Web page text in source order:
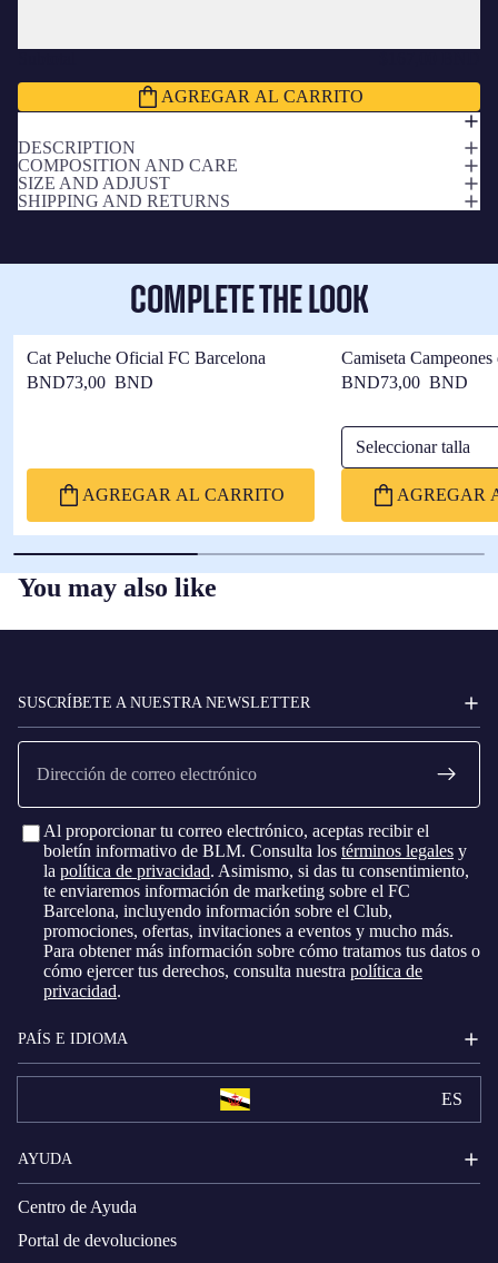
AGREGAR AL CARRITO
DESCRIPTION
COMPOSITION AND CARE
SIZE AND ADJUST
SHIPPING AND RETURNS
COMPLETE THE LOOK
Cat Peluche Oficial FC Barcelona
BND73,00 BND
AGREGAR AL CARRITO
Camiseta
Barça
BND73,00 BND
Seleccionar talla
AGREGAR
You may also like
SUSCRÍBETE A NUESTRA NEWSLETTER
Correo
electrónico
Al proporcionar tu correo electrónico, aceptas recibir el
boletín informativo de BLM. Consulta los términos legales y
la política de privacidad. Asimismo, si das tu consentimiento,
te enviaremos información de marketing sobre el FC
Barcelona, ​​incluyendo información sobre el Club,
promociones, ofertas, invitaciones a eventos y mucho más.
Para obtener más información sobre cómo tratamos tus datos o
cómo ejercer tus derechos, consulta nuestra política de
privacidad.
PAÍS E IDIOMA
ES
AYUDA
Centro de Ayuda
Portal de devoluciones